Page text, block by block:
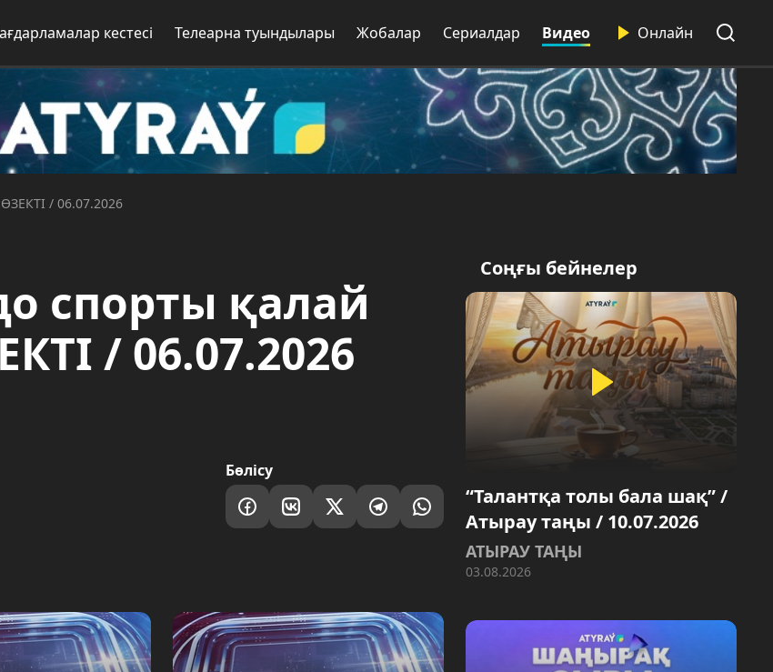
кестесі Телеарна туындылары Жобалар Сериалдар Видео Онлайн
/ 06.07.2026
спорты қалай
/ 06.07.2026
Бөлісу
Соңғы бейнелер
“Талантқа толы бала шақ” /
Атырау таңы / 10.07.2026
АТЫРАУ ТАҢЫ
03.08.2026